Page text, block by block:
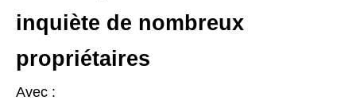
inquiète de nombreux
propriétaires
Avec :